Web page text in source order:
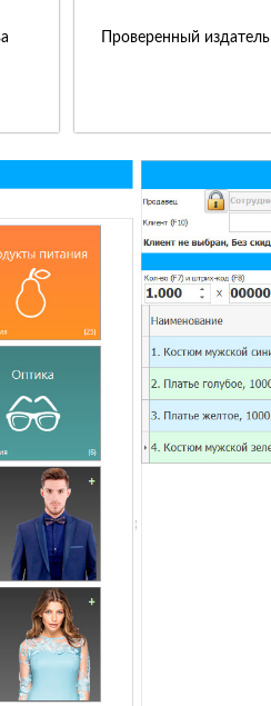
Проверенный издатель